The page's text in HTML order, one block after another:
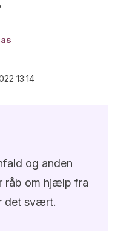
13:14
og anden
råb om hjælp fra
det svært.